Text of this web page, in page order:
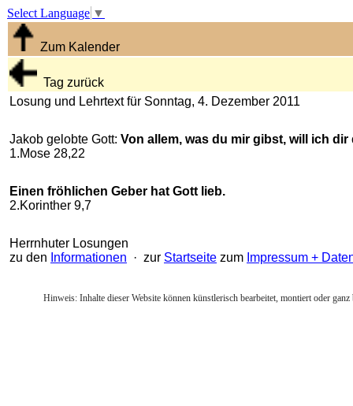
Select Language ▼
Zum Kalender
Tag zurück
Losung und Lehrtext für Sonntag, 4. Dezember 2011
Jakob gelobte Gott: Von allem, was du mir gibst, will ich
1.Mose 28,22
Einen fröhlichen Geber hat Gott lieb.
2.Korinther 9,7
Herrnhuter Losungen
zu den Informationen · zur Startseite zum Impressum +
Hinweis: Inhalte dieser Website können künstlerisch bearbeitet, montiert oder